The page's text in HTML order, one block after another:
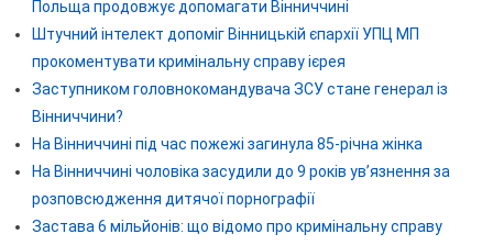
Польща продовжує допомагати Вінниччині
Штучний інтелект допоміг Вінницькій єпархії УПЦ МП
прокоментувати кримінальну справу ієрея
Заступником головнокомандувача ЗСУ стане генерал із
Вінниччини?
На Вінниччині під час пожежі загинула 85-річна жінка
На Вінниччині чоловіка засудили до 9 років ув’язнення за
розповсюдження дитячої порнографії
Застава 6 мільйонів: що відомо про кримінальну справу